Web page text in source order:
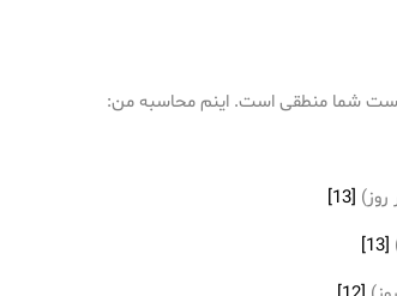
[13]
[13]